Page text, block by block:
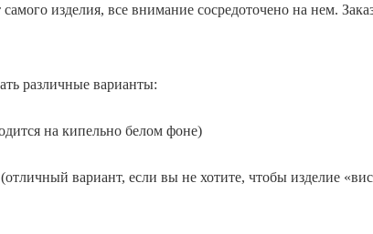
изделия, все внимание сосредоточено на нем.
различные варианты:
на кипельно белом фоне)
вариант, если вы не хотите, чтобы изделие